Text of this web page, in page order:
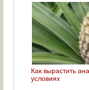
Как вырастить
условиях